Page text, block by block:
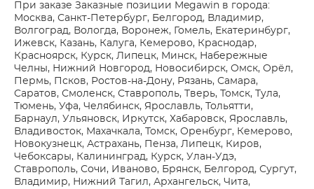
При заказе Заказные позиции Megawin в города:
Москва, Санкт-Петербург, Белгород, Владимир,
Волгоград, Вологда, Воронеж, Гомель, Екатеринбург,
Ижевск, Казань, Калуга, Кемерово, Краснодар,
Красноярск, Курск, Липецк, Минск, Набережные
Челны, Нижний Новгород, Новосибирск, Омск, Орёл,
Пермь, Псков, Ростов-на-Дону, Рязань, Самара,
Саратов, Смоленск, Ставрополь, Тверь, Томск, Тула,
Тюмень, Уфа, Челябинск, Ярославль, Тольятти,
Барнаул, Ульяновск, Иркутск, Хабаровск, Ярославль,
Владивосток, Махачкала, Томск, Оренбург, Кемерово,
Новокузнецк, Астрахань, Пенза, Липецк, Киров,
Чебоксары, Калининград, Курск, Улан-Удэ,
Ставрополь, Сочи, Иваново, Брянск, Белгород, Сургут,
Владимир, Нижний Тагил, Архангельск, Чита,